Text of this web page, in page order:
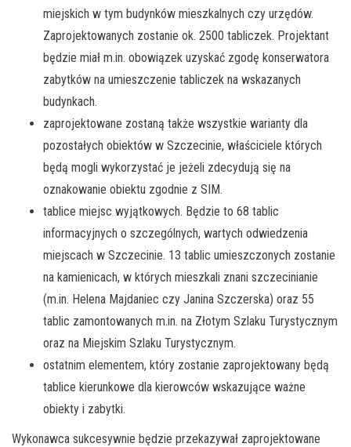
miejskich w tym budynków mieszkalnych czy urzędów.
Zaprojektowanych zostanie ok. 2500 tabliczek. Projektant
będzie miał m.in. obowiązek uzyskać zgodę konserwatora
zabytków na umieszczenie tabliczek na wskazanych
budynkach.
zaprojektowane zostaną także wszystkie warianty dla
pozostałych obiektów w Szczecinie, właściciele których
będą mogli wykorzystać je jeżeli zdecydują się na
oznakowanie obiektu zgodnie z SIM.
tablice miejsc wyjątkowych. Będzie to 68 tablic
informacyjnych o szczególnych, wartych odwiedzenia
miejscach w Szczecinie. 13 tablic umieszczonych zostanie
na kamienicach, w których mieszkali znani szczecinianie
(m.in. Helena Majdaniec czy Janina Szczerska) oraz 55
tablic zamontowanych m.in. na Złotym Szlaku Turystycznym
oraz na Miejskim Szlaku Turystycznym.
ostatnim elementem, który zostanie zaprojektowany będą
tablice kierunkowe dla kierowców wskazujące ważne
obiekty i zabytki.
Wykonawca sukcesywnie będzie przekazywał zaprojektowane